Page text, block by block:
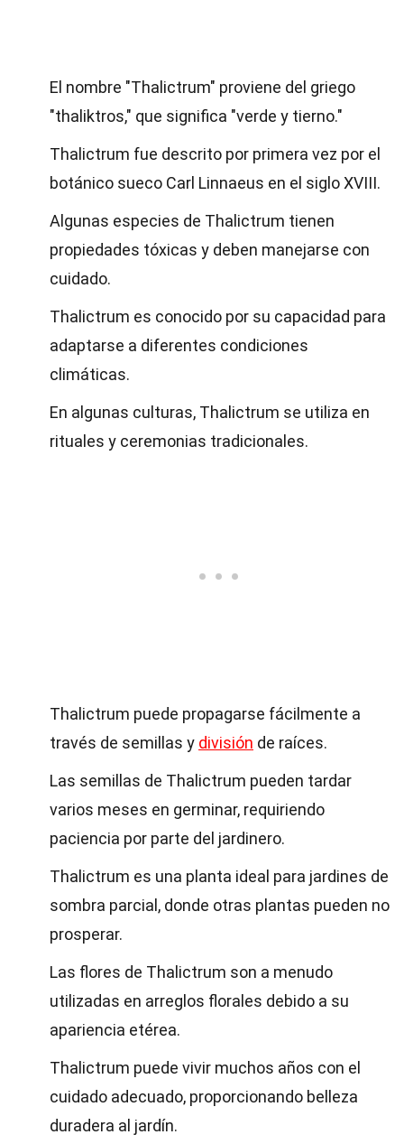
El nombre "Thalictrum" proviene del griego
"thaliktros," que significa "verde y tierno."
Thalictrum fue descrito por primera vez por el
botánico sueco Carl Linnaeus en el siglo XVIII.
Algunas especies de Thalictrum tienen
propiedades tóxicas y deben manejarse con
cuidado.
Thalictrum es conocido por su capacidad para
adaptarse a diferentes condiciones
climáticas.
En algunas culturas, Thalictrum se utiliza en
rituales y ceremonias tradicionales.
Thalictrum puede propagarse fácilmente a
través de semillas y división de raíces.
Las semillas de Thalictrum pueden tardar
varios meses en germinar, requiriendo
paciencia por parte del jardinero.
Thalictrum es una planta ideal para jardines de
sombra parcial, donde otras plantas pueden no
prosperar.
Las flores de Thalictrum son a menudo
utilizadas en arreglos florales debido a su
apariencia etérea.
Thalictrum puede vivir muchos años con el
cuidado adecuado, proporcionando belleza
duradera al jardín.